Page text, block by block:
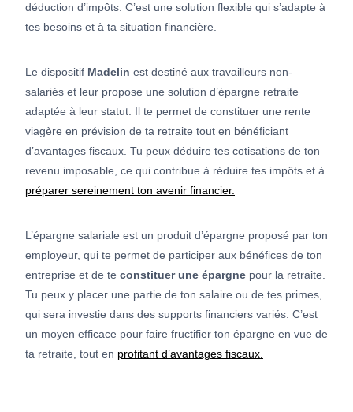
déduction d’impôts. C’est une solution flexible qui s’adapte à
tes besoins et à ta situation financière.
Le dispositif Madelin est destiné aux travailleurs non-
salariés et leur propose une solution d’épargne retraite
adaptée à leur statut. Il te permet de constituer une rente
viagère en prévision de ta retraite tout en bénéficiant
d’avantages fiscaux. Tu peux déduire tes cotisations de ton
revenu imposable, ce qui contribue à réduire tes impôts et à
préparer sereinement ton avenir financier.
L’épargne salariale est un produit d’épargne proposé par ton
employeur, qui te permet de participer aux bénéfices de ton
entreprise et de te constituer une épargne pour la retraite.
Tu peux y placer une partie de ton salaire ou de tes primes,
qui sera investie dans des supports financiers variés. C’est
un moyen efficace pour faire fructifier ton épargne en vue de
ta retraite, tout en profitant d’avantages fiscaux.